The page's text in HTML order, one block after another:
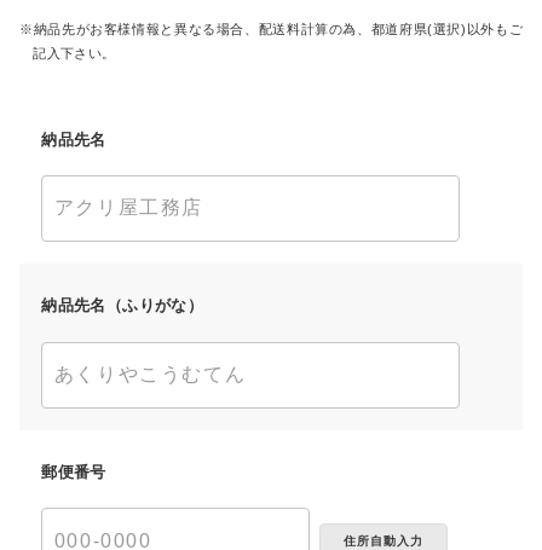
納品先がお客様情報と異なる場合、配送料計算の為、都道府県(選択)以外もご
記入下さい。
納品先名
納品先名（ふりがな）
郵便番号
住所自動入力